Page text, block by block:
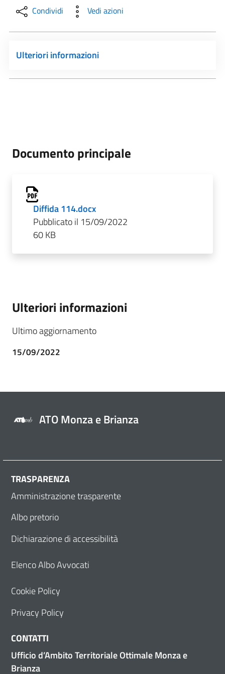
Condividi Vedi azioni
Ulteriori informazioni
Documento principale
Diffida 114.docx
Pubblicato il 15/09/2022
60 KB
Ulteriori informazioni
Ultimo aggiornamento
15/09/2022
ATO Monza e Brianza
TRASPARENZA
Amministrazione trasparente
Albo pretorio
Dichiarazione di accessibilità
Elenco Albo Avvocati
Cookie Policy
Privacy Policy
CONTATTI
Ufficio d’Ambito Territoriale Ottimale Monza e
Brianza